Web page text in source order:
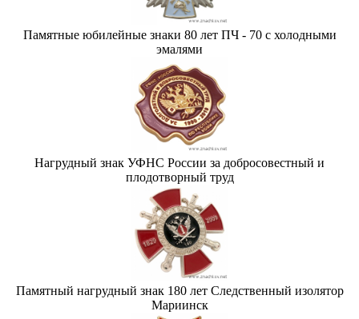
Памятные юбилейные знаки 80 лет ПЧ - 70 с холодными
эмалями
Нагрудный знак УФНС России за добросовестный и
плодотворный труд
Памятный нагрудный знак 180 лет Следственный изолятор
Мариинск